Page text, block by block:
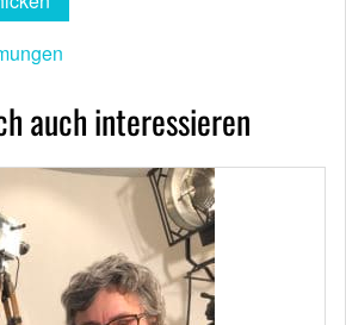
auch interessieren